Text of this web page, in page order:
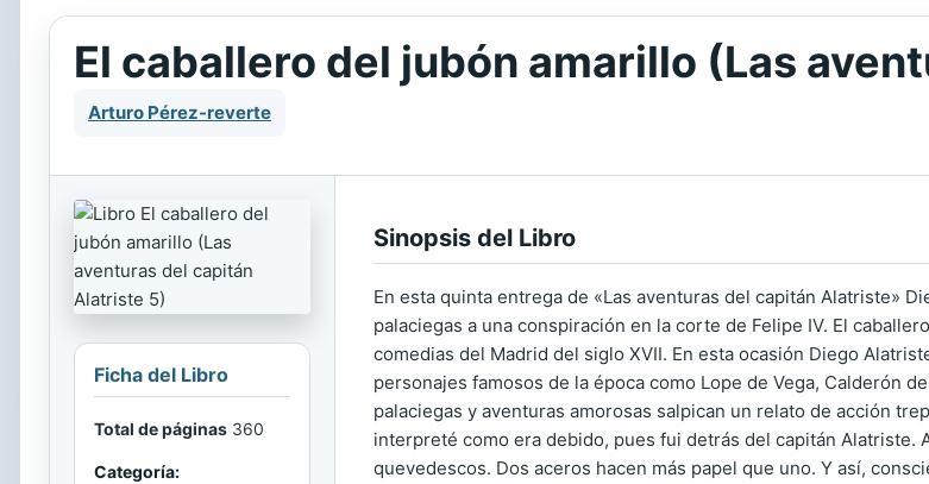
El caballero del jubón amarillo (Las
Arturo Pérez-reverte
Ficha del Libro
Total de páginas 360
Categoría:
Sinopsis del Libro
En esta quinta entrega de «Las aventuras del capitán Alatriste»
palaciegas a una conspiración en la corte de Felipe IV. El
comedias del Madrid del siglo XVII. En esta ocasión Diego
personajes famosos de la época como Lope de Vega, Calderón
palaciegas y aventuras amorosas salpican un relato de acción
interpreté como era debido, pues fui detrás del capitán Alatriste.
quevedescos. Dos aceros hacen más papel que uno. Y así,